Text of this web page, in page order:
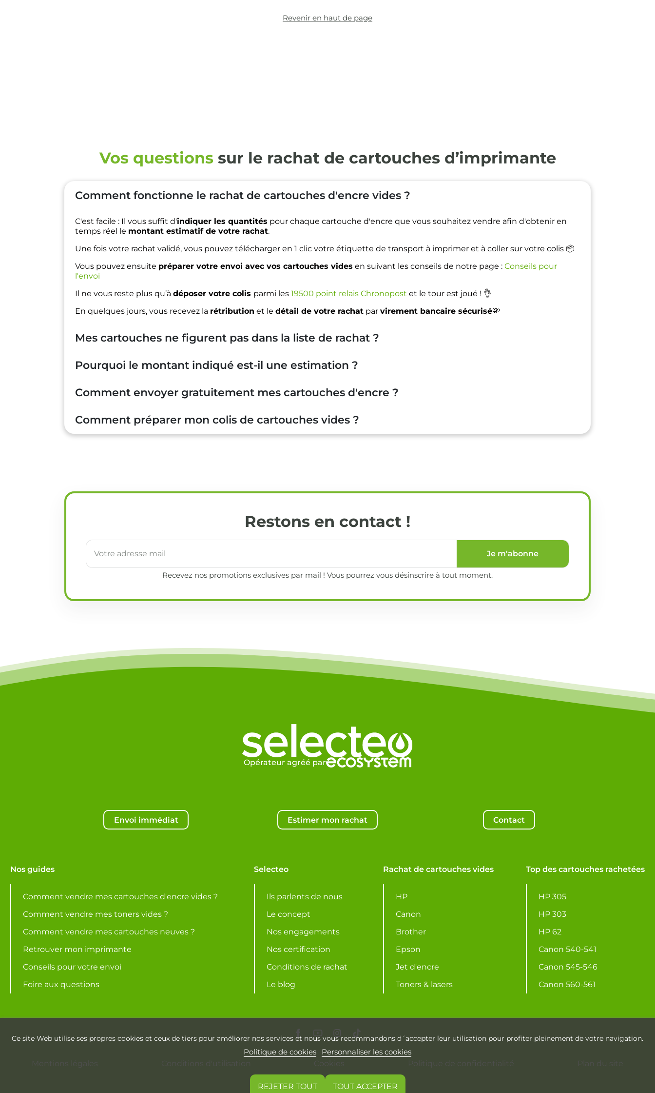
Revenir en haut de page
Vos questionssur le rachat de cartouches d’imprimante
Comment fonctionne le rachat de cartouches d'encre vides ?
C'est facile : Il vous suffit d'indiquer les quantités pour chaque cartouche d'encre que vous souhaitez vendre afin d'obtenir en
temps réel le montant estimatif de votre rachat.
Une fois votre rachat validé, vous pouvez télécharger en 1 clic votre étiquette de transport à imprimer et à coller sur votre colis 📦
Vous pouvez ensuite préparer votre envoi avec vos cartouches vides en suivant les conseils de notre page : Conseils pour
l'envoi
Il ne vous reste plus qu’à déposer votre colis parmi les 19500 point relais Chronopost et le tour est joué ! 👌
En quelques jours, vous recevez la rétribution et le détail de votre rachat par virement bancaire sécurisé💸
Mes cartouches ne figurent pas dans la liste de rachat ?
Pourquoi le montant indiqué est-il une estimation ?
Comment envoyer gratuitement mes cartouches d'encre ?
Comment préparer mon colis de cartouches vides ?
Restons en contact !
Je m'abonne
Recevez nos promotions exclusives par mail ! Vous pourrez vous désinscrire à tout moment.
Opérateur agréé par
Envoi immédiat Estimer mon rachat Contact
Nos guides
Comment vendre mes cartouches d'encre vides ?
Comment vendre mes toners vides ?
Comment vendre mes cartouches neuves ?
Retrouver mon imprimante
Conseils pour votre envoi
Foire aux questions
Selecteo
Ils parlents de nous
Le concept
Nos engagements
Nos certification
Conditions de rachat
Le blog
Rachat de cartouches vides
HP
Canon
Brother
Epson
Jet d'encre
Toners & lasers
Top des cartouches rachetées
HP 305
HP 303
HP 62
Canon 540-541
Canon 545-546
Canon 560-561
Ce site Web utilise ses propres cookies et ceux de tiers pour améliorer nos services et nous vous recommandons d´accepter leur utilisation pour profiter pleinement de votre navigation.
Politique de cookies Personnaliser les cookies
REJETER TOUT TOUT ACCEPTER
Mentions légales Conditions d'utilisation Cookies Politique de confidentialité Plan du site